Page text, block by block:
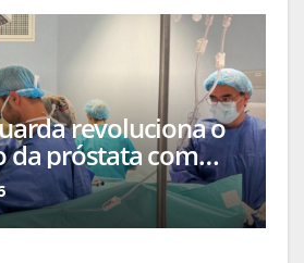
revoluciona o
próstata com
inovadora